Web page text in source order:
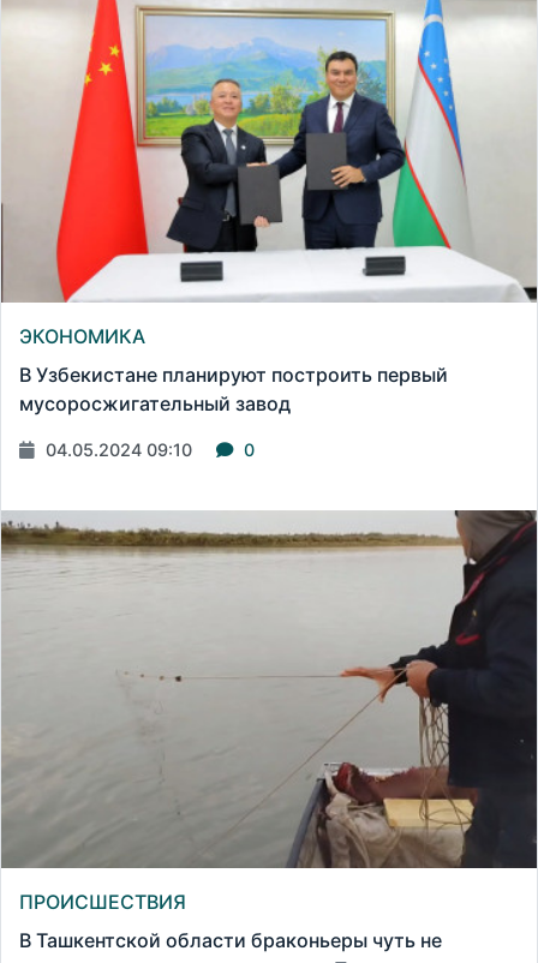
ЭКОНОМИКА
В Узбекистане планируют построить первый
мусоросжигательный завод
04.05.2024 09:10 0
ПРОИСШЕСТВИЯ
В Ташкентской области браконьеры чуть не